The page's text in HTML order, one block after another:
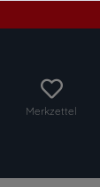
Merkzettel